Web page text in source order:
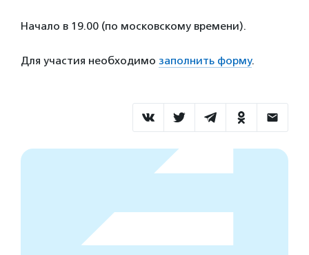
Начало в 19.00 (по московскому времени).
Для участия необходимо заполнить форму.